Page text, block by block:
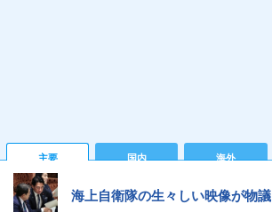
主要 国内 海外
海上自衛隊の生々しい映像が物議